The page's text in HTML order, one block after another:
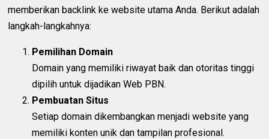
memberikan backlink ke website utama Anda. Berikut adalah
langkah-langkahnya:
Pemilihan Domain
Domain yang memiliki riwayat baik dan otoritas tinggi
dipilih untuk dijadikan Web PBN.
Pembuatan Situs
Setiap domain dikembangkan menjadi website yang
memiliki konten unik dan tampilan profesional.